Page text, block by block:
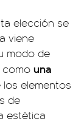
elección se
viene
modo de
como una
los elementos
de
estética